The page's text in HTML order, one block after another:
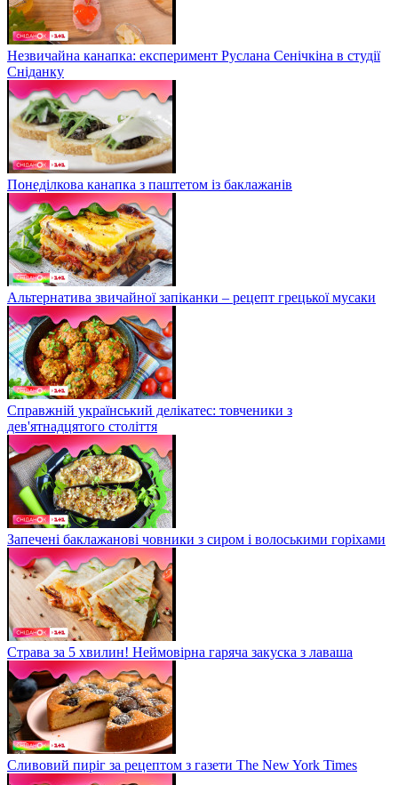
Незвичайна канапка: експеримент Руслана Сенічкіна в студії
Сніданку
Понеділкова канапка з паштетом із баклажанів
Альтернатива звичайної запіканки – рецепт грецької мусаки
Справжній український делікатес: товченики з
дев'ятнадцятого століття
Запечені баклажанові човники з сиром і волоськими горіхами
Страва за 5 хвилин! Неймовірна гаряча закуска з лаваша
Сливовий пиріг за рецептом з газети The New York Times